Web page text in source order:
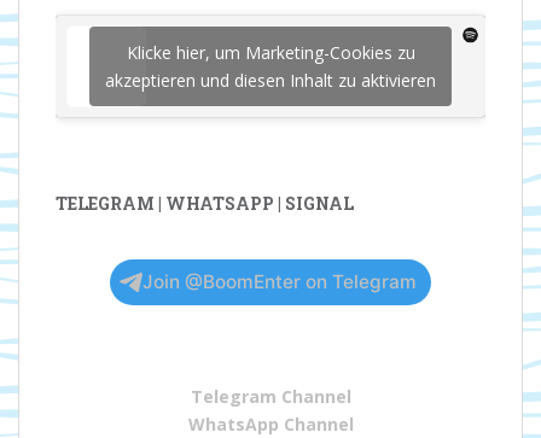
Klicke hier, um Marketing-Cookies zu
akzeptieren und diesen Inhalt zu aktivieren
TELEGRAM | WHATSAPP | SIGNAL
Join @BoomEnter on Telegram
Telegram Channel
WhatsApp Channel